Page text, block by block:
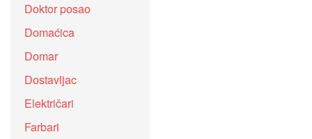
Doktor posao
Domaćica
Domar
Dostavljac
Električari
Farbari